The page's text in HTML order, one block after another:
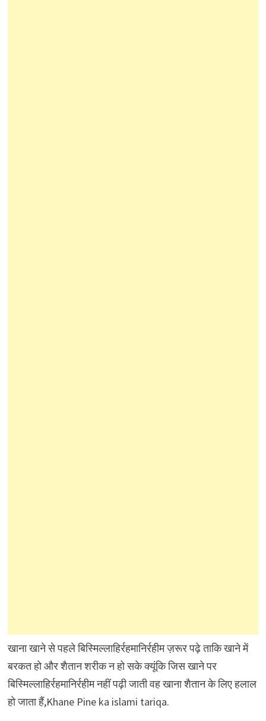
खाना खाने से पहले बिस्मिल्लाहिर्रहमानिर्रहीम ज़रूर पढ़े ताकि खाने में
बरकत हो और शैतान शरीक न हो सके क्यूंकि जिस खाने पर
बिस्मिल्लाहिर्रहमानिर्रहीम नहीं पढ़ी जाती वह खाना शैतान के लिए हलाल
हो जाता हैं,Khane Pine ka islami tariqa.